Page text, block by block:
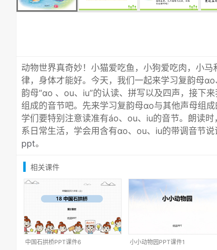
动物世界真奇妙！小猫爱吃鱼，小狗爱吃肉，小
律，身体才能好。今天，我们一起来学习复韵母
韵母“ɑo 、ou、iu”的认读、拼写以及四声，接下
组成的音节吧。先来学习复韵母ɑo与其他声母组
学们要特别注意读准有áo、ou、iu的音节。朗读
系日常生活，学会用含有ɑo、ou、iu的带调音节
ppt。
相关课件
中国石拱桥PPT课件6 小小动物园PPT课件1